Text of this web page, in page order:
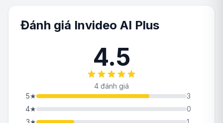
Đánh giá Invideo AI Plus
4.5
4 đánh giá
5★
3
4★
0